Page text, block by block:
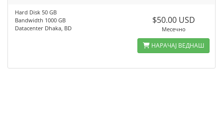
Hard Disk 50 GB
Bandwidth 1000 GB
Datacenter Dhaka, BD
$50.00 USD
Месечно
НАРАЧАЈ ВЕДНАШ